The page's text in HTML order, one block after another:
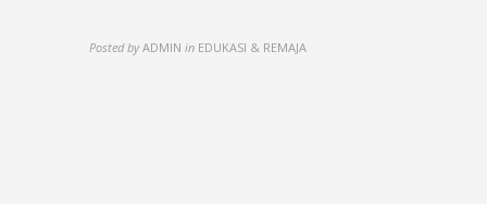
Posted by ADMIN in EDUKASI & REMAJA